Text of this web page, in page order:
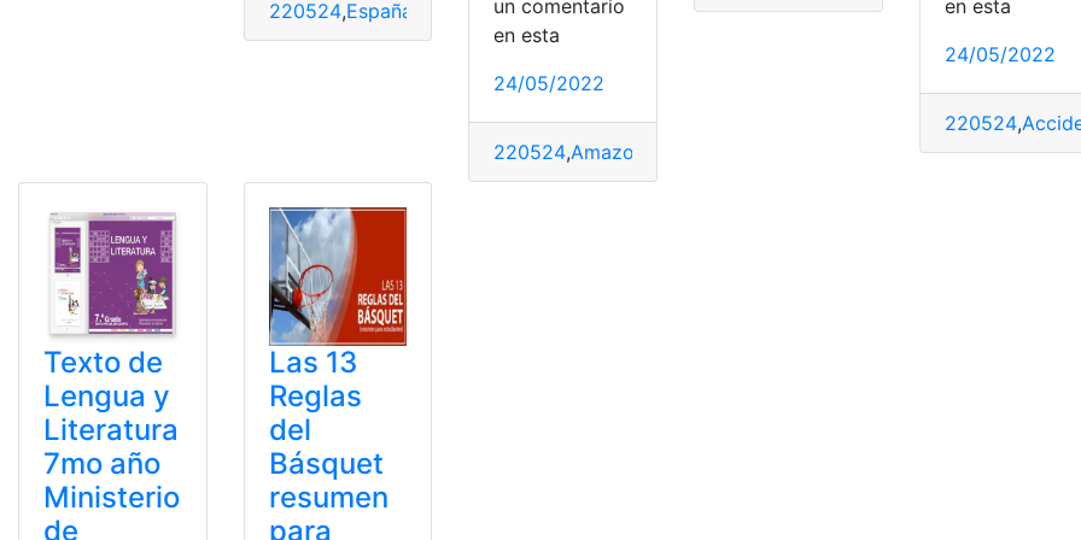
220524,España Extranjería, Extranjeros, Formularios,Residencia
un comentario
en esta
24/05/2022
220524,Amazonía proyecto,Sierra
en esta
24/05/2022
220524,
Texto de
Lengua y
Literatura
7mo año
Ministerio
de
Las 13
Reglas
del
Básquet
resumen
para